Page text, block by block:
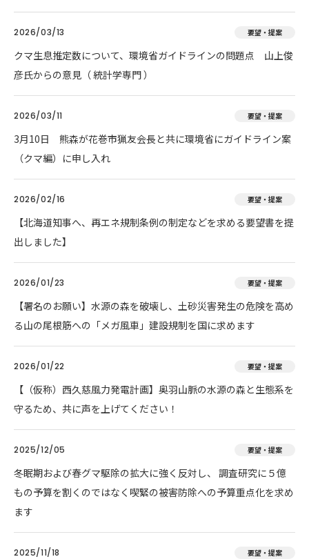
2026/03/13 要望・提案
クマ生息推定数について、環境省ガイドラインの問題点 山上俊
彦氏からの意見（ 統計学専門 ）
2026/03/11 要望・提案
3月10日 熊森が花巻市猟友会長と共に環境省にガイドライン案
（クマ編）に申し入れ
2026/02/16 要望・提案
【北海道知事へ、再エネ規制条例の制定などを求める要望書を提
出しました】
2026/01/23 要望・提案
【署名のお願い】水源の森を破壊し、土砂災害発生の危険を高め
る山の尾根筋への「メガ風車」建設規制を国に求めます
2026/01/22 要望・提案
【（仮称）西久慈風力発電計画】奥羽山脈の水源の森と生態系を
守るため、共に声を上げてください！
2025/12/05 要望・提案
冬眠期および春グマ駆除の拡大に強く反対し、 調査研究に５億
もの予算を割くのではなく喫緊の被害防除への予算重点化を求め
ます
2025/11/18 要望・提案